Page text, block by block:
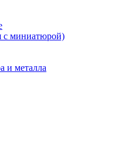
с миниатюрой)
и металла